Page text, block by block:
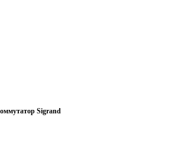
Sigrand